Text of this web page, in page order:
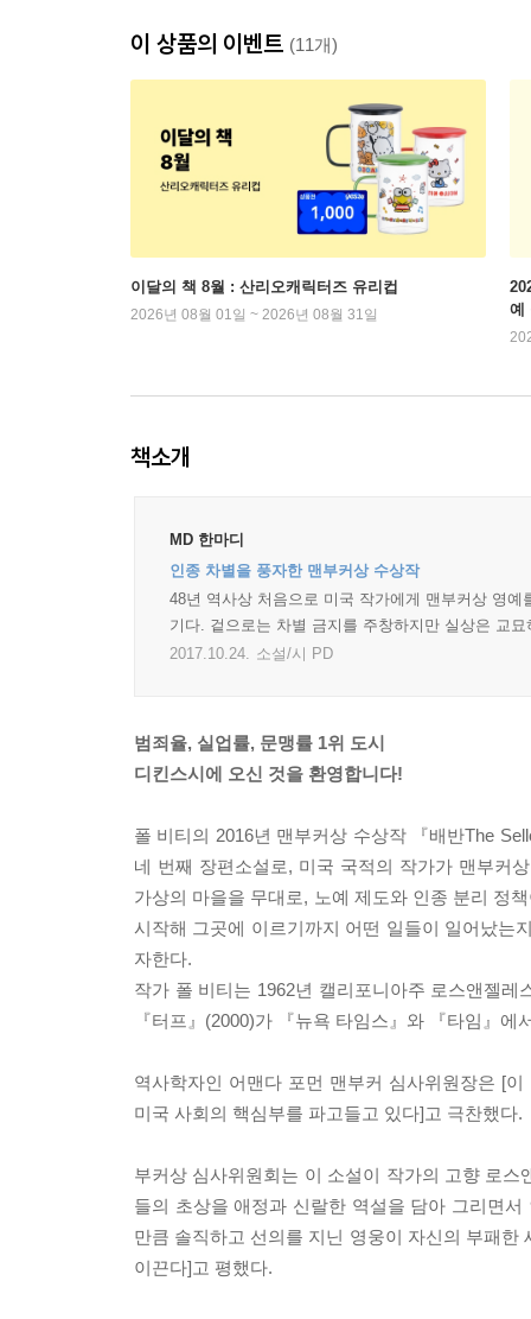
이 상품의 이벤트 (11개)
이달의 책 8월 : 산리오캐릭터즈 유리컵
2026년 08월 01일 ~ 2026년 08월 31일
예
책소개
MD 한마디
인종 차별을 풍자한 맨부커상 수상작
48년 역사상 처음으로 미국 작가에게 맨부커상 영
기다. 겉으로는 차별 금지를 주창하지만 실상은 교
2017.10.24.
소설/시 PD
범죄율, 실업률, 문맹률 1위 도시
디킨스시에 오신 것을 환영합니다!
폴 비티의 2016년 맨부커상 수상작 『배반The
네 번째 장편소설로, 미국 국적의 작가가 맨부커
가상의 마을을 무대로, 노예 제도와 인종 분리 정
시작해 그곳에 이르기까지 어떤 일들이 일어났는
자한다.
작가 폴 비티는 1962년 캘리포니아주 로스앤젤
『터프』(2000)가 『뉴욕 타임스』와 『타임』
역사학자인 어맨다 포먼 맨부커 심사위원장은 [
미국 사회의 핵심부를 파고들고 있다]고 극찬했다.
부커상 심사위원회는 이 소설이 작가의 고향 로
들의 초상을 애정과 신랄한 역설을 담아 그리면
만큼 솔직하고 선의를 지닌 영웅이 자신의 부패
이끈다]고 평했다.